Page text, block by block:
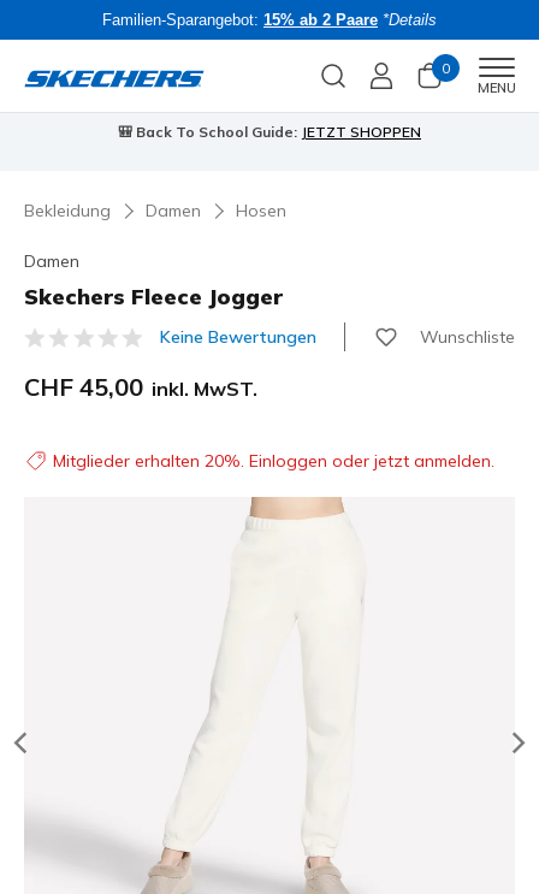
Familien-Sparangebot: 15% ab 2 Paare *Details
0
MENU
🎒 Back To School Guide: JETZT SHOPPEN
Bekleidung Damen Hosen
Damen
Skechers Fleece Jogger
5 von 5 Kundenbewertungen
Keine Bewertungen Wunschliste
CHF 45,00 inkl. MwST.
Mitglieder erhalten 20%. Einloggen oder jetzt anmelden.